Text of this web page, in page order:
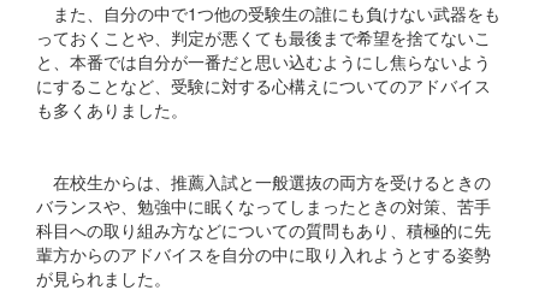
また、自分の中で1つ他の受験生の誰にも負けない武器をも
っておくことや、判定が悪くても最後まで希望を捨てないこ
と、本番では自分が一番だと思い込むようにし焦らないよう
にすることなど、受験に対する心構えについてのアドバイス
も多くありました。
在校生からは、推薦入試と一般選抜の両方を受けるときの
バランスや、勉強中に眠くなってしまったときの対策、苦手
科目への取り組み方などについての質問もあり、積極的に先
輩方からのアドバイスを自分の中に取り入れようとする姿勢
が見られました。